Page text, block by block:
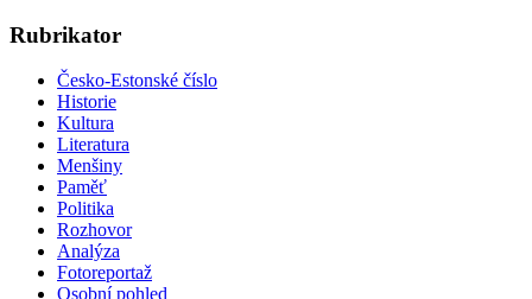
Rubrikator
Česko-Estonské číslo
Historie
Kultura
Literatura
Menšiny
Paměť
Politika
Rozhovor
Analýza
Fotoreportaž
Osobní pohled